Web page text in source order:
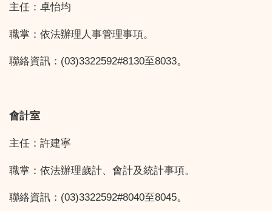
主任：卓怡均
職掌：依法辦理人事管理事項。
聯絡資訊：(03)3322592#8130至8033。
會計室
主任：許建寧
職掌：依法辦理歲計、會計及統計事項。
聯絡資訊：(03)3322592#8040至8045。